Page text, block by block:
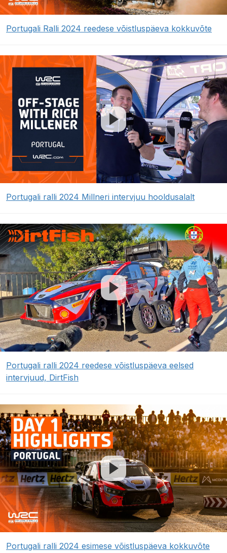
Portugali Ralli 2024 reedese võistluspäeva kokkuvõte
Portugali ralli 2024 Millneri intervjuu hooldusalalt
Portugali ralli 2024 reedese võistluspäeva eelsed
intervjuud, DirtFish
Portugali ralli 2024 esimese võistluspäeva kokkuvõte